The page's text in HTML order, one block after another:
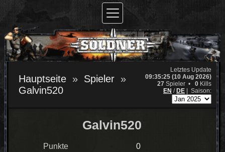
Hauptseite
Spieler
Galvin520
Letztes Update
09:35:25 (10 Aug 2026)
27 Spieler • 0 Kills
EN /DE | Saison:
Galvin520
Punkte
0